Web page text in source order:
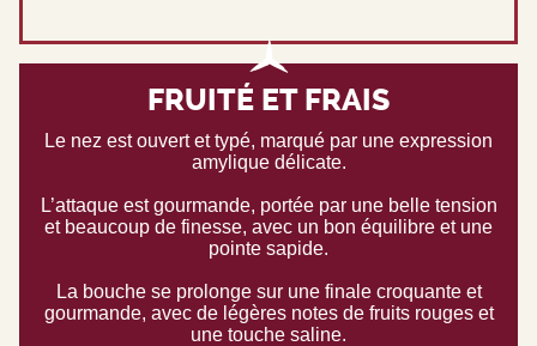
FRUITÉ ET FRAIS
Le nez est ouvert et typé, marqué par une expression
amylique délicate.
L’attaque est gourmande, portée par une belle tension
et beaucoup de finesse, avec un bon équilibre et une
pointe sapide.
La bouche se prolonge sur une finale croquante et
gourmande, avec de légères notes de fruits rouges et
une touche saline.